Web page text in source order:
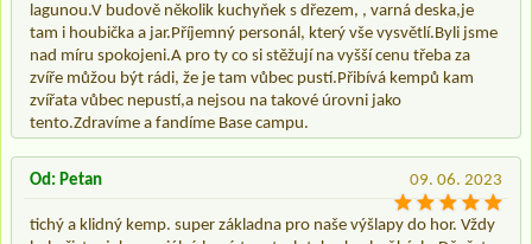
lagunou.V budově několik kuchyňek s dřezem, , varná deska,je
tam i houbička a jar.Příjemný personál, který vše vysvětlí.Byli jsme
nad míru spokojeni.A pro ty co si stěžují na vyšší cenu třeba za
zvíře můžou být rádi, že je tam vůbec pustí.Přibívá kempů kam
zvířata vůbec nepustí,a nejsou na takové úrovni jako
tento.Zdravíme a fandíme Base campu.
09. 06. 2023
Od: Petan
tichý a klidný kemp. super základna pro naše výšlapy do hor. Vždy